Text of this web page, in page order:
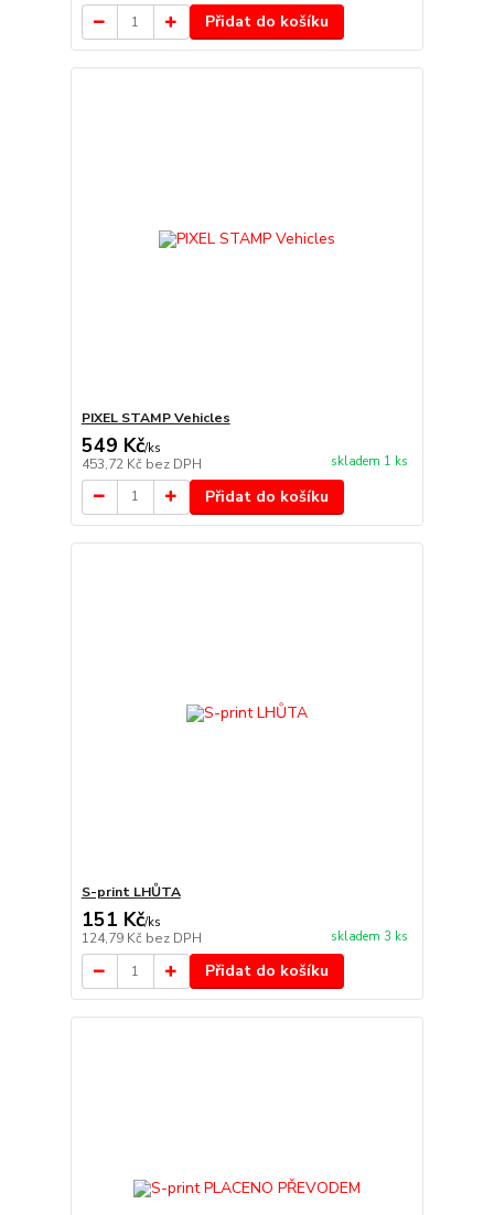
Přidat do košíku
PIXEL STAMP Vehicles
549 Kč/ks
453,72 Kč bez DPH skladem 1 ks
Přidat do košíku
S-print LHŮTA
151 Kč/ks
124,79 Kč bez DPH skladem 3 ks
Přidat do košíku